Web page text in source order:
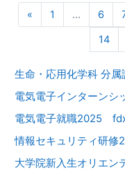
«前のページ
1 … 6
14
生命・応用化学科 分
電気電子インターン
電気電子就職2025
情報セキュリティ研
大学院新入生オリエ